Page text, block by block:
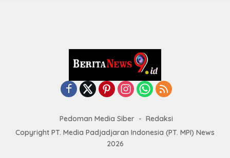
Pedoman Media Siber
Redaksi
Copyright PT. Media Padjadjaran Indonesia (PT. MPI) News
2026